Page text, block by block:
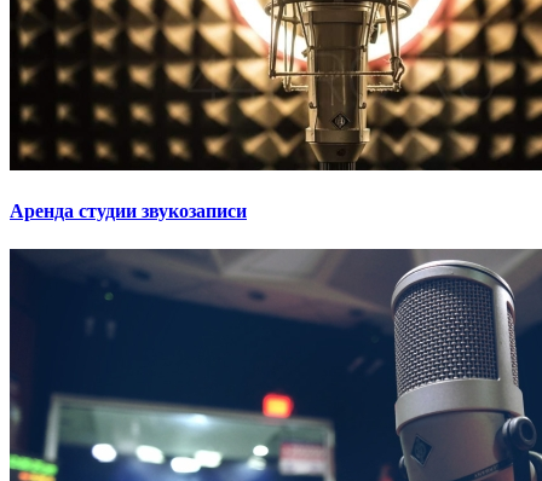
Аренда студии звукозаписи